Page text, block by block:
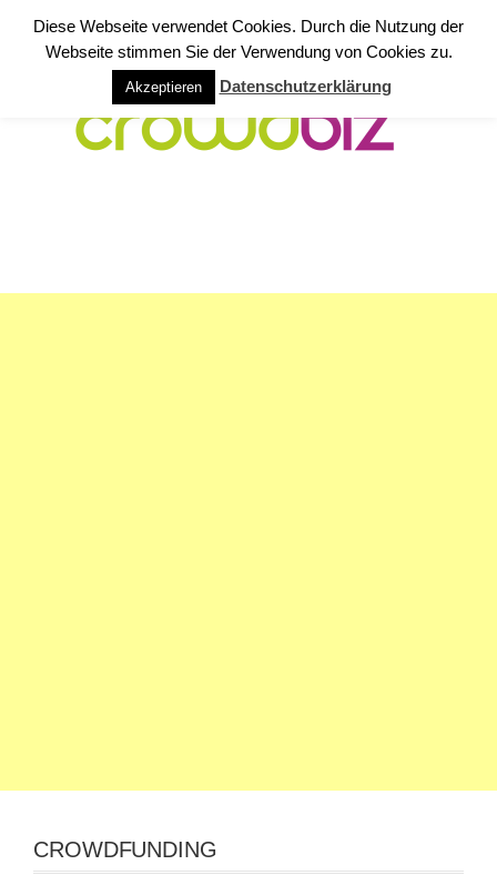
CROWDFUNDING
Diese Webseite verwendet Cookies. Durch die Nutzung der
Webseite stimmen Sie der Verwendung von Cookies zu.
Akzeptieren Datenschutzerklärung